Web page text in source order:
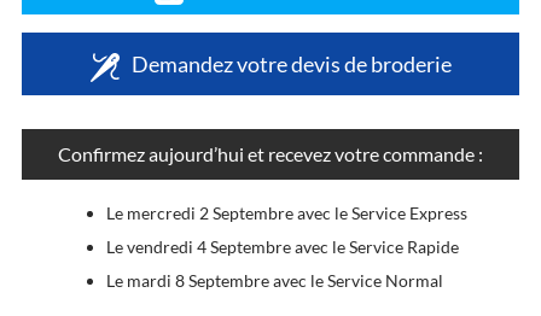
Demandez votre devis de broderie
Confirmez aujourd’hui et recevez votre commande :
Le mercredi 2 Septembre avec le Service Express
Le vendredi 4 Septembre avec le Service Rapide
Le mardi 8 Septembre avec le Service Normal